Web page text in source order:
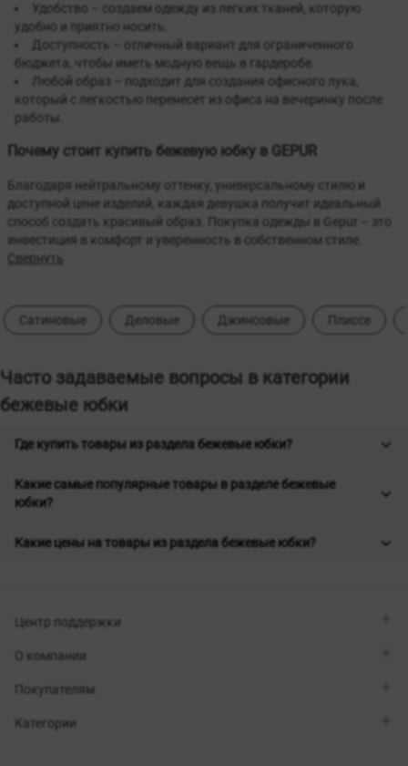
Удобство – создаем одежду из легких тканей, которую
удобно и приятно носить.
Доступность – отличный вариант для ограниченного
бюджета, чтобы иметь модную вещь в гардеробе.
Любой образ – подходит для создания офисного лука,
который с легкостью перенесет из офиса на вечеринку после
работы.
Почему стоит купить бежевую юбку в GEPUR
Благодаря нейтральному оттенку, универсальному стилю и
доступной цене изделий, каждая девушка получит идеальный
способ создать красивый образ. Покупка одежды в Gepur – это
инвестиция в комфорт и уверенность в собственном стиле.
Свернуть
Сатиновые Деловые Джинсовые Плиссе
Часто задаваемые вопросы в категории
бежевые юбки
Где купить товары из раздела бежевые юбки?
Какие самые популярные товары в разделе бежевые
юбки?
Какие цены на товары из раздела бежевые юбки?
Центр поддержки
Viber
Перезвоните мне
Контакты
О компании
О бренде
Магазины
Покупателям
Доставка
Категории